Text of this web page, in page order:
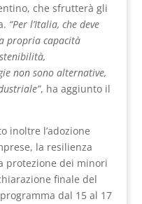
che sfrutterà gli
“Per l’Italia, che deve
propria capacità
non sono alternative,
, ha aggiunto il
inoltre l’adozione
la resilienza
protezione dei minori
finale del
dal 15 al 17